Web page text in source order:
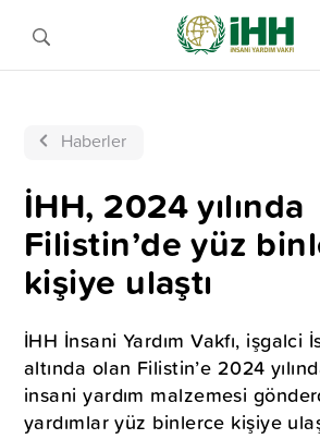
Haberler
İHH, 2024 yılında
Filistin’de yüz
kişiye ulaştı
İHH İnsani Yardım Vakfı, işgalci
altında olan Filistin’e 2024
insani yardım malzemesi
yardımlar yüz binlerce kişiye